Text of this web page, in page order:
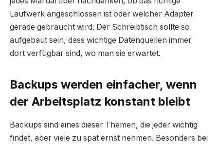
Laufwerk angeschlossen ist oder welcher Adapter
gerade gebraucht wird. Der Schreibtisch sollte so
aufgebaut sein, dass wichtige Datenquellen immer
dort verfügbar sind, wo man sie erwartet.
Backups werden einfacher, wenn
der Arbeitsplatz konstant bleibt
Backups sind eines dieser Themen, die jeder wichtig
findet, aber viele zu spät ernst nehmen. Besonders bei